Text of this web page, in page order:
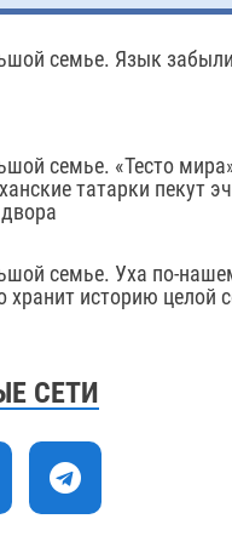
ждут на парковом
эрмитажными котами
суд встал на
униформы
Спартакиаде
уступили
в Астрахани
суд оценил четыре
в сто тысяч
семье. Язык
семье. «Тесто
татарки пекут
семье. Уха по-
хранит историю целой
СЕТИ